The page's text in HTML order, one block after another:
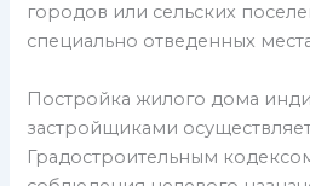
городов или сельских
специально отведенных
Постройка жилого дома
застройщиками
Градостроительным